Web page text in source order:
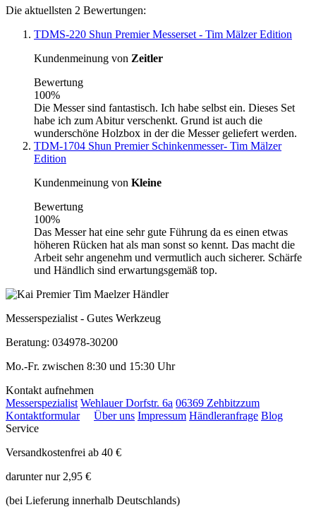
Die aktuellsten 2 Bewertungen:
TDMS-220 Shun Premier Messerset - Tim Mälzer Edition
Kundenmeinung von Zeitler
Bewertung
100%
Die Messer sind fantastisch. Ich habe selbst ein. Dieses Set
habe ich zum Abitur verschenkt. Grund ist auch die
wunderschöne Holzbox in der die Messer geliefert werden.
TDM-1704 Shun Premier Schinkenmesser- Tim Mälzer
Edition
Kundenmeinung von Kleine
Bewertung
100%
Das Messer hat eine sehr gute Führung da es einen etwas
höheren Rücken hat als man sonst so kennt. Das macht die
Arbeit sehr angenehm und vermutlich auch sicherer. Schärfe
und Händlich sind erwartungsgemäß top.
Messerspezialist - Gutes Werkzeug
Beratung: 034978-30200
Mo.-Fr. zwischen 8:30 und 15:30 Uhr
Kontakt aufnehmen
Messerspezialist Wehlauer Dorfstr. 6a 06369 Zehbitzzum
Kontaktformular
Über uns Impressum Händleranfrage Blog
Service
Versandkostenfrei ab 40 €
darunter nur 2,95 €
(bei Lieferung innerhalb Deutschlands)